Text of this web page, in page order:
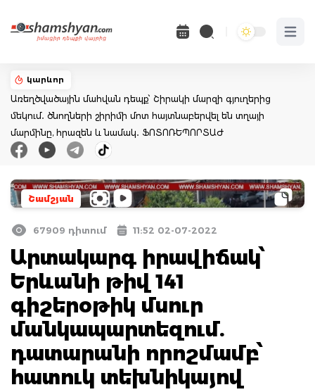
Open
կարևոր
Առեղծվածային մահվան դեպք՝ Շիրակի մարզի գյուղերից
մեկում․ ծնողների շիրիմի մոտ հայտնաբերվել են տղայի
մարմինը, հրազեն և նամակ․ ՖՈՏՈՌԵՊՈՐՏԱԺ
Շամշյան
67909 դիտում 11:52 02-07-2022
Արտակարգ իրավիճակ՝
Երևանի թիվ 141
գիշերօթիկ մսուր
մանկապարտեզում.
դատարանի որոշմամբ՝
հատուկ տեխնիկայով